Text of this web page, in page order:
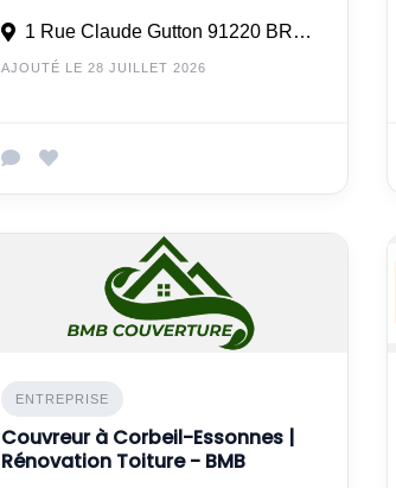
1 Rue Claude Gutton 91220 BRÉTIGNY-SUR-ORGE
AJOUTÉ LE 28 JUILLET 2026
ENTREPRISE
Couvreur à Corbeil-Essonnes |
Rénovation Toiture - BMB